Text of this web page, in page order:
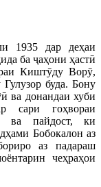
1935 дар деҳаи
ба ҷаҳони ҳастӣ
Киштӯду Ворӯ,
буда. Бону
ва донандаи хуби
сари гоҳвораи
ва пайдост, ки
Бобокалон аз
аз падараш
чеҳраҳои